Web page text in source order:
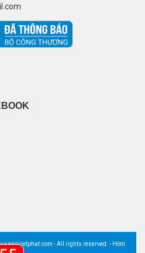
- All rights reserved. - Hôm